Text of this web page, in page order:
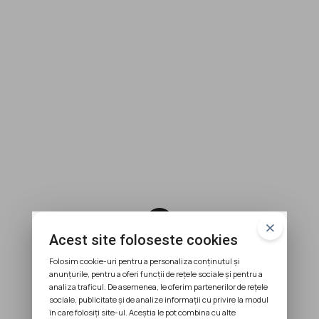
error
404
Acest site foloseste cookies
Folosim cookie-uri pentru a personaliza conținutul și
anunțurile, pentru a oferi funcții de rețele sociale și pentru a
analiza traficul. De asemenea, le oferim partenerilor de rețele
sociale, publicitate și de analize informații cu privire la modul
în care folosiți site-ul. Aceștia le pot combina cu alte